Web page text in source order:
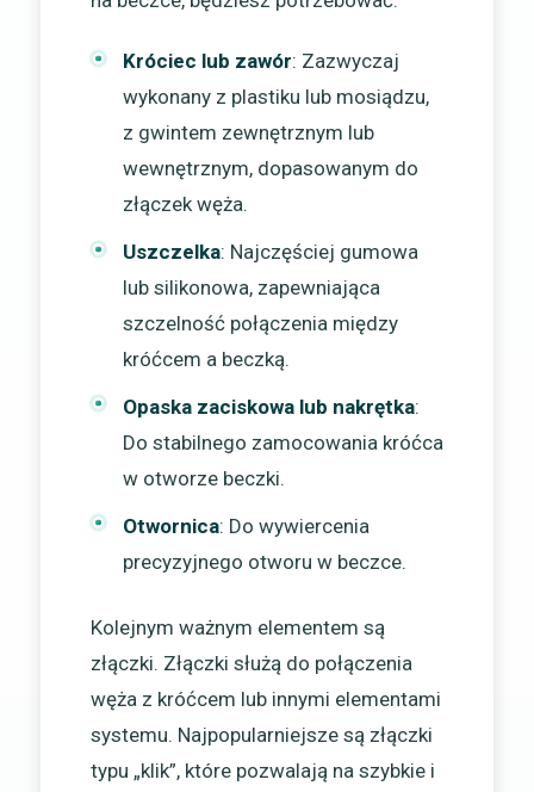
Króciec lub zawór: Zazwyczaj
wykonany z plastiku lub mosiądzu,
z gwintem zewnętrznym lub
wewnętrznym, dopasowanym do
złączek węża.
Uszczelka: Najczęściej gumowa
lub silikonowa, zapewniająca
szczelność połączenia między
króćcem a beczką.
Opaska zaciskowa lub nakrętka:
Do stabilnego zamocowania króćca
w otworze beczki.
Otwornica: Do wywiercenia
precyzyjnego otworu w beczce.
Kolejnym ważnym elementem są
złączki. Złączki służą do połączenia
węża z króćcem lub innymi elementami
systemu. Najpopularniejsze są złączki
typu „klik”, które pozwalają na szybkie i